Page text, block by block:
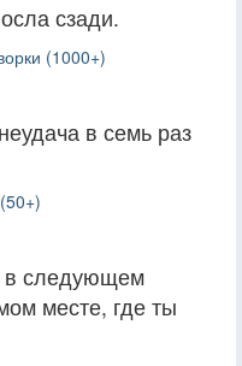
сзади.
(1000+)
в семь раз
в следующем
месте, где ты